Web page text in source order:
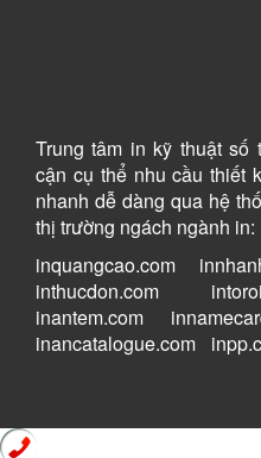
Trung tâm in kỹ thuật số
cận cụ thể nhu cầu thiết
nhanh dễ dàng qua hệ
thị trường ngách ngành in:
inquangcao.com
inthucdon.com
inantem.com
inancatalogue.com